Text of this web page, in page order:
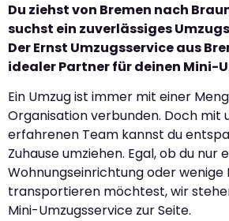
Du ziehst von Bremen nach
suchst ein zuverlässiges
Der Ernst Umzugsservice aus
idealer Partner für deinen Mini-
Ein Umzug ist immer mit einer
Organisation verbunden. Doch mit
erfahrenen Team kannst du
Zuhause umziehen. Egal, ob du nur
Wohnungseinrichtung oder
transportieren möchtest, wir
Mini-Umzugsservice zur Seite.